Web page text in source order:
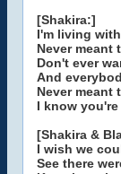
[Shakira:]
I'm living
Never meant
Don't ever
And
Never meant
I know
[Shakira &
I wish we
See there